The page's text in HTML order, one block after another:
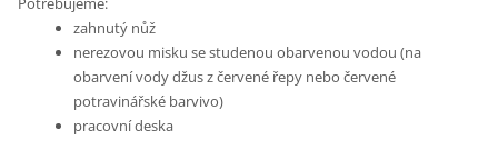
zahnutý nůž
nerezovou misku se studenou obarvenou vodou (na
obarvení vody džus z červené řepy nebo červené
potravinářské barvivo)
pracovní deska